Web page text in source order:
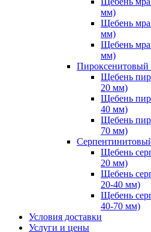
мм)
Щебень
мм)
Щебень
мм)
Пироксенитовый
Щебень
20 мм)
Щебень
40 мм)
Щебень
70 мм)
Щебень
20 мм)
Щебень
20-40 мм)
Щебень
40-70 мм)
Условия доставки
Услуги и цены